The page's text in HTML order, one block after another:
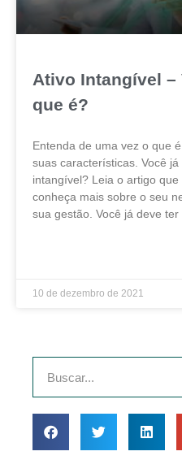
Ativo Intangível –
que é?
Entenda de uma vez o que
suas características. Você
intangível? Leia o artigo
conheça mais sobre o seu
sua gestão. Você já deve ter
10 de dezembro de 2021